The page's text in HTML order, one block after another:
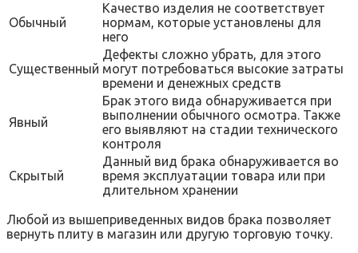
Обычный
Качество изделия не соответствует
нормам, которые установлены для
него
Существенный
Дефекты сложно убрать, для этого
могут потребоваться высокие затраты
времени и денежных средств
Явный
Брак этого вида обнаруживается при
выполнении обычного осмотра. Также
его выявляют на стадии технического
контроля
Скрытый
Данный вид брака обнаруживается во
время эксплуатации товара или при
длительном хранении
Любой из вышеприведенных видов брака позволяет
вернуть плиту в магазин или другую торговую точку.